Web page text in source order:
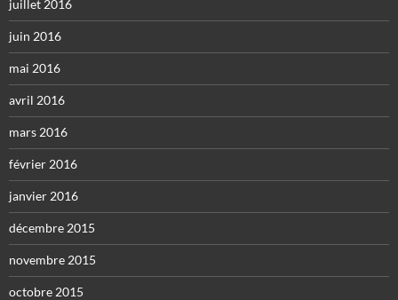
juillet 2016
juin 2016
mai 2016
avril 2016
mars 2016
février 2016
janvier 2016
décembre 2015
novembre 2015
octobre 2015